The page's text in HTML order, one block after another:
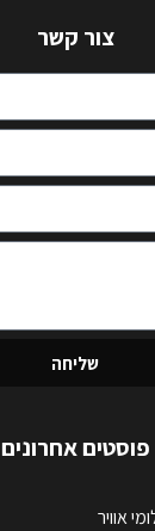
צור קשר
שליחה
פוסטים אחרונים
אוויר